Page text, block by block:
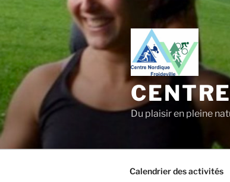
au
contenu
principal
Du plaisir en pleine
Calendrier des activités